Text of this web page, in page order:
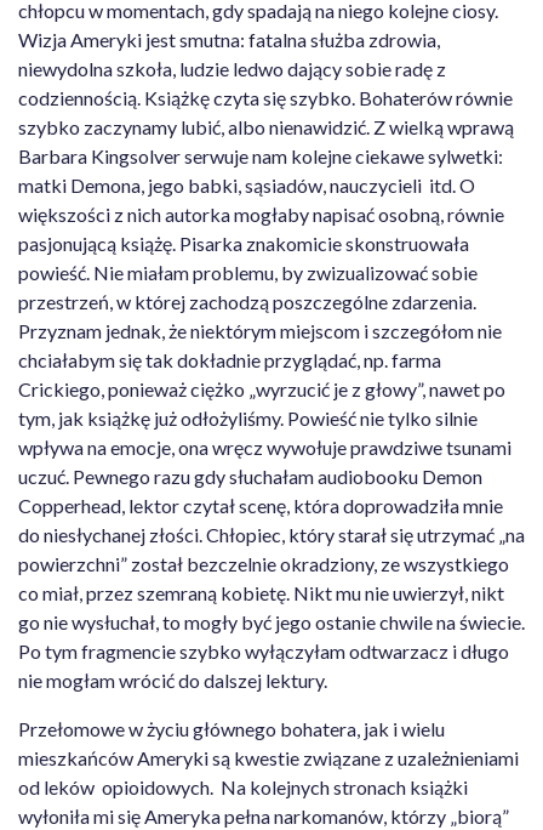
chłopcu w momentach, gdy spadają na niego kolejne ciosy.
Wizja Ameryki jest smutna: fatalna służba zdrowia,
niewydolna szkoła, ludzie ledwo dający sobie radę z
codziennością. Książkę czyta się szybko. Bohaterów równie
szybko zaczynamy lubić, albo nienawidzić. Z wielką wprawą
Barbara Kingsolver serwuje nam kolejne ciekawe sylwetki:
matki Demona, jego babki, sąsiadów, nauczycieli itd. O
większości z nich autorka mogłaby napisać osobną, równie
pasjonującą książę. Pisarka znakomicie skonstruowała
powieść. Nie miałam problemu, by zwizualizować sobie
przestrzeń, w której zachodzą poszczególne zdarzenia.
Przyznam jednak, że niektórym miejscom i szczegółom nie
chciałabym się tak dokładnie przyglądać, np. farma
Crickiego, ponieważ ciężko „wyrzucić je z głowy”, nawet po
tym, jak książkę już odłożyliśmy. Powieść nie tylko silnie
wpływa na emocje, ona wręcz wywołuje prawdziwe tsunami
uczuć. Pewnego razu gdy słuchałam audiobooku Demon
Copperhead, lektor czytał scenę, która doprowadziła mnie
do niesłychanej złości. Chłopiec, który starał się utrzymać „na
powierzchni” został bezczelnie okradziony, ze wszystkiego
co miał, przez szemraną kobietę. Nikt mu nie uwierzył, nikt
go nie wysłuchał, to mogły być jego ostanie chwile na świecie.
Po tym fragmencie szybko wyłączyłam odtwarzacz i długo
nie mogłam wrócić do dalszej lektury.
Przełomowe w życiu głównego bohatera, jak i wielu
mieszkańców Ameryki są kwestie związane z uzależnieniami
od leków opioidowych. Na kolejnych stronach książki
wyłoniła mi się Ameryka pełna narkomanów, którzy „biorą”